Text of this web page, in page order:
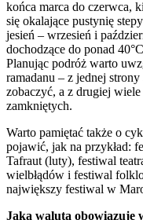
końca marca do czerwca,
się okalające pustynię
jesień – wrzesień i
dochodzące do ponad
Planując podróż warto
ramadanu – z jednej
zobaczyć, a z drugiej
zamkniętych.
Warto pamiętać także o
pojawić, jak na przykład:
Tafraut (luty), festiwal
wielbłądów i festiwal
największy festiwal w
Jaka waluta obowiązuje